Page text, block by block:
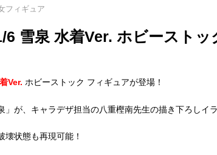
フィギュア
6 雪泉 水着Ver. ホビースト
Ver. ホビーストック フィギュアが登場！
」が、キャラデザ担当の八重樫南先生の描き下ろしイ
壊状態も再現可能！